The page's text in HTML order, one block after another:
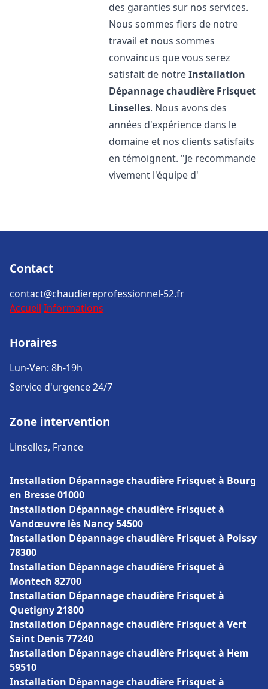
des garanties sur nos services.
Nous sommes fiers de notre
travail et nous sommes
convaincus que vous serez
satisfait de notreInstallation
Dépannage chaudière Frisquet
Linselles. Nous avons des
années d'expérience dans le
domaine et nos clients satisfaits
en témoignent. "Je recommande
vivement l'équipe d'
Contact
contact@chaudiereprofessionnel-52.fr
Accueil Informations
Horaires
Lun-Ven: 8h-19h
Service d'urgence 24/7
Zone intervention
Linselles, France
Installation Dépannage chaudière Frisquet à Bourg
en Bresse 01000
Installation Dépannage chaudière Frisquet à
Vandœuvre lès Nancy 54500
Installation Dépannage chaudière Frisquet à Poissy
78300
Installation Dépannage chaudière Frisquet à
Montech 82700
Installation Dépannage chaudière Frisquet à
Quetigny 21800
Installation Dépannage chaudière Frisquet à Vert
Saint Denis 77240
Installation Dépannage chaudière Frisquet à Hem
59510
Installation Dépannage chaudière Frisquet à